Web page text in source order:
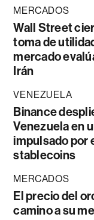
MERCADOS
Wall Street
toma de
mercado
Irán
VENEZUELA
Binance
Venezuela en
impulsado por
stablecoins
MERCADOS
El precio del
camino a su